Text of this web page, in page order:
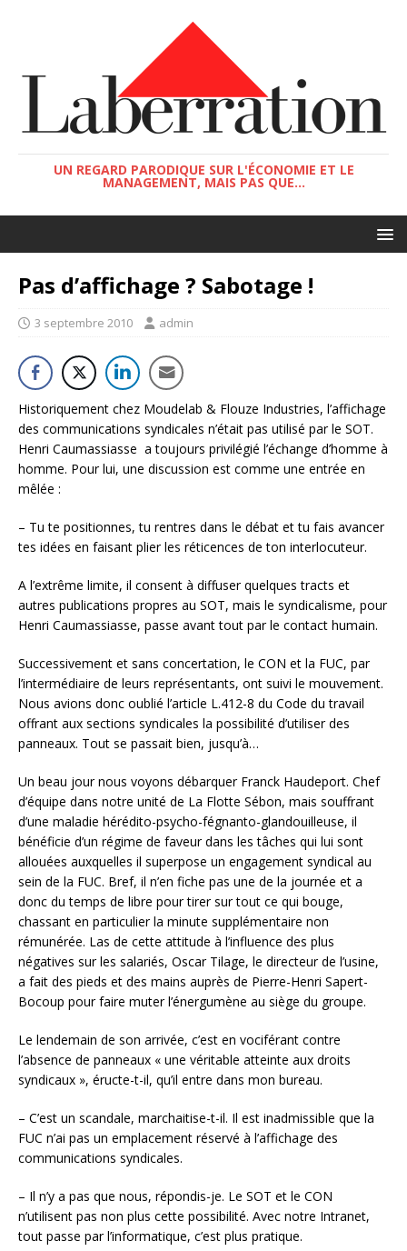
UN REGARD PARODIQUE SUR L'ÉCONOMIE ET LE
MANAGEMENT, MAIS PAS QUE...
Pas d’affichage ? Sabotage !
3 septembre 2010 admin
Historiquement chez Moudelab & Flouze Industries, l’affichage
des communications syndicales n’était pas utilisé par le SOT.
Henri Caumassiasse a toujours privilégié l’échange d’homme à
homme. Pour lui, une discussion est comme une entrée en
mêlée :
– Tu te positionnes, tu rentres dans le débat et tu fais avancer
tes idées en faisant plier les réticences de ton interlocuteur.
A l’extrême limite, il consent à diffuser quelques tracts et
autres publications propres au SOT, mais le syndicalisme, pour
Henri Caumassiasse, passe avant tout par le contact humain.
Successivement et sans concertation, le CON et la FUC, par
l’intermédiaire de leurs représentants, ont suivi le mouvement.
Nous avions donc oublié l’article L.412-8 du Code du travail
offrant aux sections syndicales la possibilité d’utiliser des
panneaux. Tout se passait bien, jusqu’à…
Un beau jour nous voyons débarquer Franck Haudeport. Chef
d’équipe dans notre unité de La Flotte Sébon, mais souffrant
d’une maladie hérédito-psycho-fégnanto-glandouilleuse, il
bénéficie d’un régime de faveur dans les tâches qui lui sont
allouées auxquelles il superpose un engagement syndical au
sein de la FUC. Bref, il n’en fiche pas une de la journée et a
donc du temps de libre pour tirer sur tout ce qui bouge,
chassant en particulier la minute supplémentaire non
rémunérée. Las de cette attitude à l’influence des plus
négatives sur les salariés, Oscar Tilage, le directeur de l’usine,
a fait des pieds et des mains auprès de Pierre-Henri Sapert-
Bocoup pour faire muter l’énergumène au siège du groupe.
Le lendemain de son arrivée, c’est en vociférant contre
l’absence de panneaux « une véritable atteinte aux droits
syndicaux », éructe-t-il, qu’il entre dans mon bureau.
– C’est un scandale, marchaitise-t-il. Il est inadmissible que la
FUC n’ai pas un emplacement réservé à l’affichage des
communications syndicales.
– Il n’y a pas que nous, répondis-je. Le SOT et le CON
n’utilisent pas non plus cette possibilité. Avec notre Intranet,
tout passe par l’informatique, c’est plus pratique.